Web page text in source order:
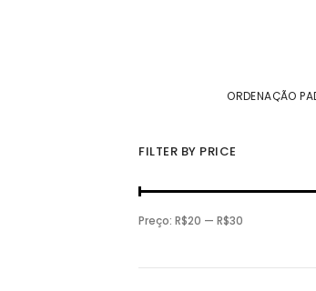
FILTER BY PRICE
P
r
o
P
r
o
Preço:R$20 —R$30